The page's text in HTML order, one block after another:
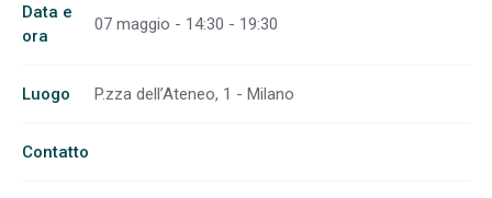
Data e
ora
07 maggio - 14:30 - 19:30
Luogo P.zza dell’Ateneo, 1 - Milano
Contatto